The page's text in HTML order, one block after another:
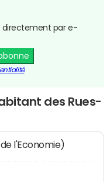
directement par e-
des Rues-
l'Economie)